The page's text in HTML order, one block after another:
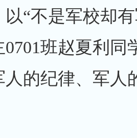
以“不是军校却
班赵夏利
人的纪律、军人